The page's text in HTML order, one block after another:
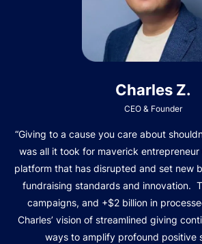
Charles Z.
CEO & Founder
“Giving to a cause you care about
was all it took for maverick entrepreneur
platform that has disrupted and set new
fundraising standards and innovation.
campaigns, and +$2 billion in
Charles’ vision of streamlined giving
ways to amplify profound positive